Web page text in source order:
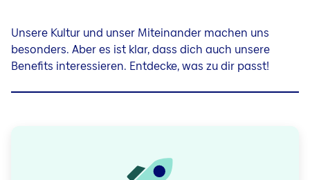
Unsere Kultur und unser Miteinander machen uns
besonders. Aber es ist klar, dass dich auch unsere
Benefits interessieren. Entdecke, was zu dir passt!